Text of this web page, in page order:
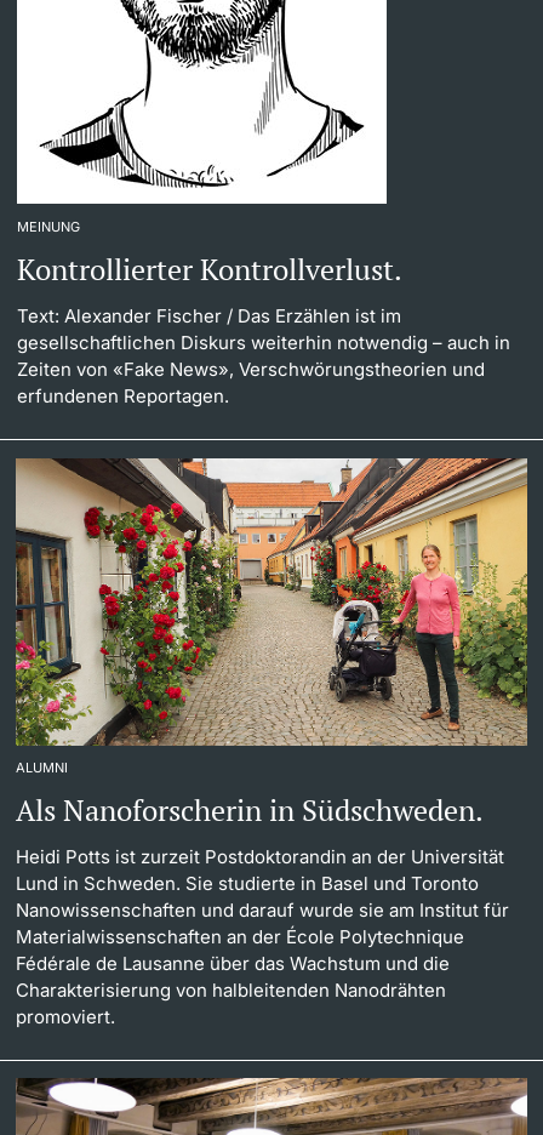
MEINUNG
Kontrollierter Kontrollverlust.
Text: Alexander Fischer / Das Erzählen ist im
gesellschaftlichen Diskurs weiterhin notwendig – auch in
Zeiten von «Fake News», Verschwörungstheorien und
erfundenen Reportagen.
ALUMNI
Als Nanoforscherin in Südschweden.
Heidi Potts ist zurzeit Postdoktorandin an der Universität
Lund in Schweden. Sie studierte in Basel und Toronto
Nanowissenschaften und darauf wurde sie am Institut für
Materialwissenschaften an der École Polytechnique
Fédérale de Lausanne über das Wachstum und die
Charakterisierung von halbleitenden Nanodrähten
promoviert.